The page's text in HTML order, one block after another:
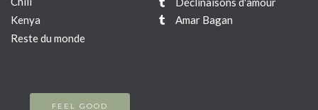
Kenya
Reste du monde
Amar Bagan
FEEL GOOD